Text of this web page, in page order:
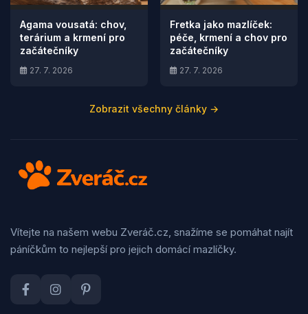
Agama vousatá: chov,
terárium a krmení pro
začátečníky
27. 7. 2026
Fretka jako mazlíček:
péče, krmení a chov pro
začátečníky
27. 7. 2026
Zobrazit všechny články →
Vítejte na našem webu Zveráč.cz, snažíme se pomáhat najít
páníčkům to nejlepší pro jejich domácí mazlíčky.